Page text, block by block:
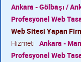
Ankara - Gölbaşı /
Profesyonel Web
Web Sitesi Yapan
Hizmeti Ankara -
Profesyonel Web